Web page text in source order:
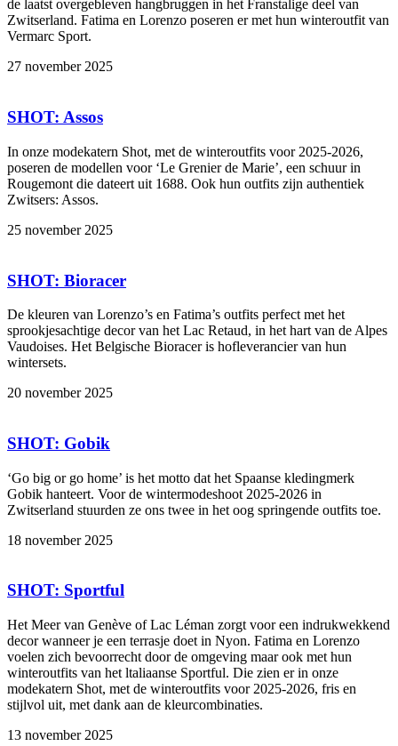
de laatst overgebleven hangbruggen in het Franstalige deel van
Zwitserland. Fatima en Lorenzo poseren er met hun winteroutfit van
Vermarc Sport.
27 november 2025
SHOT: Assos
In onze modekatern Shot, met de winteroutfits voor 2025-2026,
poseren de modellen voor ‘Le Grenier de Marie’, een schuur in
Rougemont die dateert uit 1688. Ook hun outfits zijn authentiek
Zwitsers: Assos.
25 november 2025
SHOT: Bioracer
De kleuren van Lorenzo’s en Fatima’s outfits perfect met het
sprookjesachtige decor van het Lac Retaud, in het hart van de Alpes
Vaudoises. Het Belgische Bioracer is hofleverancier van hun
wintersets.
20 november 2025
SHOT: Gobik
‘Go big or go home’ is het motto dat het Spaanse kledingmerk
Gobik hanteert. Voor de wintermodeshoot 2025-2026 in
Zwitserland stuurden ze ons twee in het oog springende outfits toe.
18 november 2025
SHOT: Sportful
Het Meer van Genève of Lac Léman zorgt voor een indrukwekkend
decor wanneer je een terrasje doet in Nyon. Fatima en Lorenzo
voelen zich bevoorrecht door de omgeving maar ook met hun
winteroutfits van het ltaliaanse Sportful. Die zien er in onze
modekatern Shot, met de winteroutfits voor 2025-2026, fris en
stijlvol uit, met dank aan de kleurcombinaties.
13 november 2025